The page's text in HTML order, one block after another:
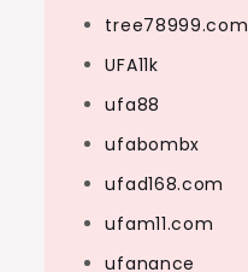
tree78999.com
UFA11k
ufa88
ufabombx
ufad168.com
ufam11.com
ufanance